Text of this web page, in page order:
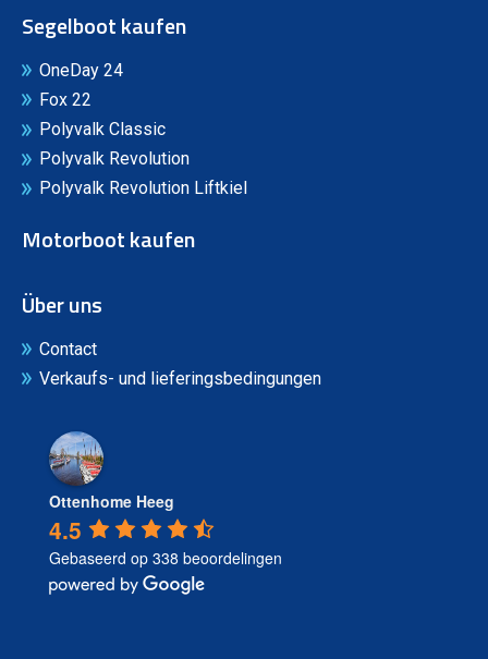
Segelboot kaufen
OneDay 24
Fox 22
Polyvalk Classic
Polyvalk Revolution
Polyvalk Revolution Liftkiel
Motorboot kaufen
Über uns
Contact
Verkaufs- und lieferingsbedingungen
Ottenhome Heeg
4.5
Gebaseerd op 338 beoordelingen